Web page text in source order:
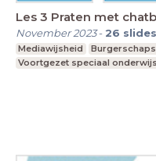
Les 3 Praten met
November 2023- 26 slides
Mediawijsheid
Voortgezet speciaal onderwijs